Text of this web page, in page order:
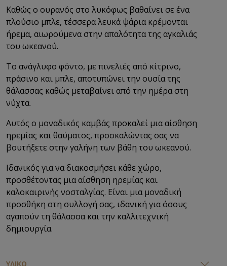
Καθώς ο ουρανός στο λυκόφως βαθαίνει σε ένα
πλούσιο μπλε, τέσσερα λευκά ψάρια κρέμονται
ήρεμα, αιωρούμενα στην απαλότητα της αγκαλιάς
του ωκεανού.
Το ανάγλυφο φόντο, με πινελιές από κίτρινο,
πράσινο και μπλε, αποτυπώνει την ουσία της
θάλασσας καθώς μεταβαίνει από την ημέρα στη
νύχτα.
Αυτός ο μοναδικός καμβάς προκαλεί μια αίσθηση
ηρεμίας και θαύματος, προσκαλώντας σας να
βουτήξετε στην γαλήνη των βάθη του ωκεανού.
Ιδανικός για να διακοσμήσει κάθε χώρο,
προσθέτοντας μια αίσθηση ηρεμίας και
καλοκαιρινής νοσταλγίας. Είναι μια μοναδική
προσθήκη στη συλλογή σας, ιδανική για όσους
αγαπούν τη θάλασσα και την καλλιτεχνική
δημιουργία.
ΥΛΙΚΟ